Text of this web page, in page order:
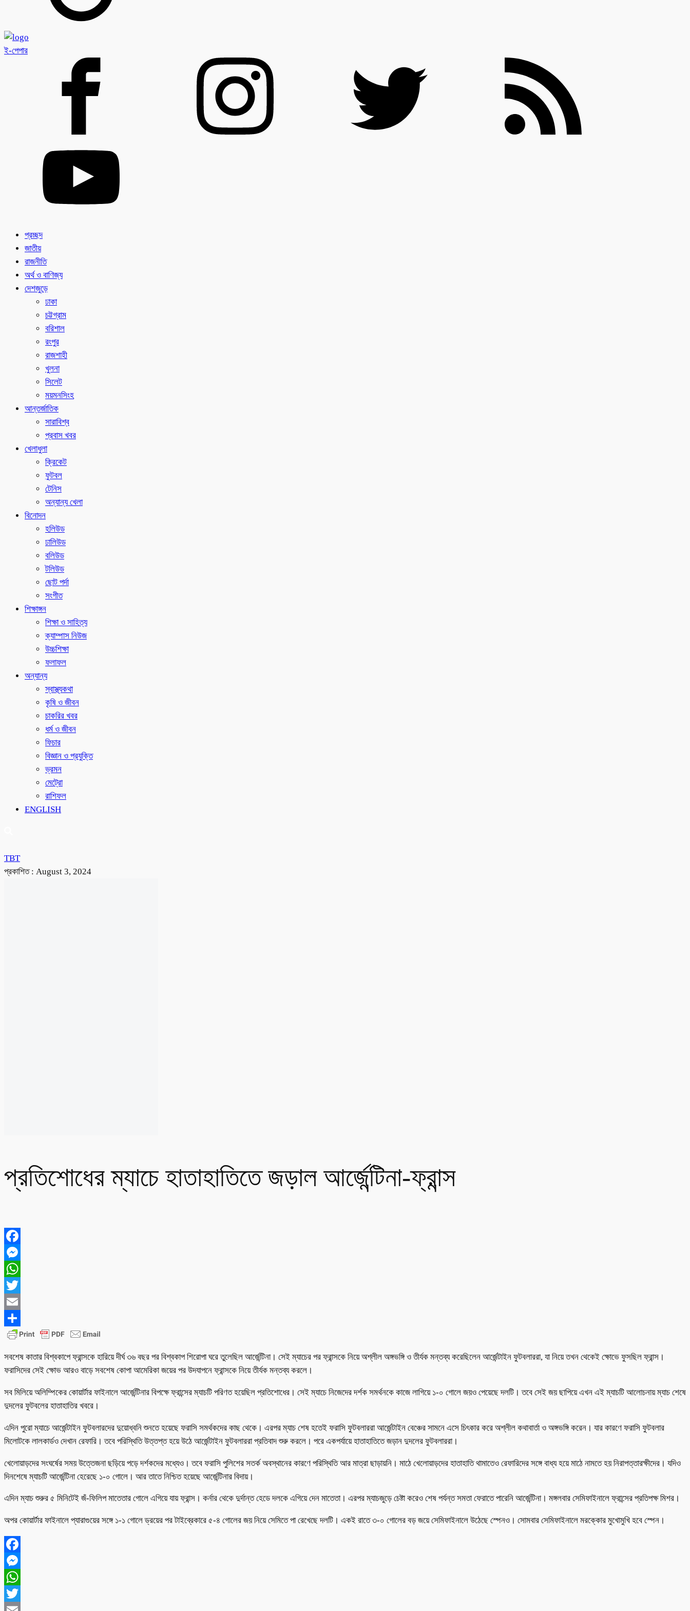
ই-পেপার
প্রচ্ছদ
জাতীয়
রাজনীতি
অর্থ ও বাণিজ্য
দেশজুড়ে
ঢাকা
চট্টগ্রাম
বরিশাল
রংপুর
রাজশাহী
খুলনা
সিলেট
ময়মনসিংহ
আন্তর্জাতিক
সারাবিশ্ব
প্রবাস খবর
খেলাধুলা
ক্রিকেট
ফুটবল
টেনিস
অন্যান্য খেলা
বিনোদন
হলিউড
ঢালিউড
বলিউড
টলিউড
ছোট পর্দা
সংগীত
শিক্ষাঙ্গন
শিক্ষা ও সাহিত্য
ক্যাম্পাস নিউজ
উচ্চশিক্ষা
ফলাফল
অন্যান্য
স্বাস্থ্যকথা
কৃষি ও জীবন
চাকরির খবর
ধর্ম ও জীবন
ফিচার
বিজ্ঞান ও প্রযুক্তি
ভ্রমন
মেট্রো
রাশিফল
ENGLISH
TBT
প্রকাশিত : August 3, 2024
প্রতিশোধের ম্যাচে হাতাহাতিতে জড়াল আর্জেন্টিনা-ফ্রান্স
Facebook
Messenger
WhatsApp
Twitter
Email
Share
সবশেষ কাতার বিশ্বকাপে ফ্রান্সকে হারিয়ে দীর্ঘ ৩৬ বছর পর বিশ্বকাপ শিরোপা ঘরে তুলেছিল আর্জেন্টিনা। সেই ম্যাচের পর ফ্রান্সকে নিয়ে অশ্লীল অঙ্গভঙ্গি ও তীর্যক মন্তব্য করেছিলেন আর্জেন্টাইন ফুটবলাররা, যা নিয়ে তখন থেকেই ক্ষোভে ফুসছিল ফ্রান্স।
ফরাসিদের সেই ক্ষোভ আরও বাড়ে সবশেষ কোপা আমেরিকা জয়ের পর উদযাপনে ফ্রান্সকে নিয়ে তীর্যক মন্তব্য করলে।
সব মিলিয়ে অলিম্পিকের কোয়ার্টার ফাইনালে আর্জেন্টিনার বিপক্ষে ফ্রান্সের ম্যাচটি পরিণত হয়েছিল প্রতিশোধের। সেই ম্যাচে নিজেদের দর্শক সমর্থনকে কাজে লাগিয়ে ১-০ গোলে জয়ও পেয়েছে দলটি। তবে সেই জয় ছাপিয়ে এখন এই ম্যাচটি আলোচনায় ম্যাচ শেষে
দুদলের ফুটবলের হাতাহাতির খবরে।
এদিন পুরো ম্যাচে আর্জেন্টাইন ফুটবলারদের দুয়োধ্বনি শুনতে হয়েছে ফরাসি সমর্থকদের কাছ থেকে। এরপর ম্যাচ শেষ হতেই ফরাসি ফুটবলাররা আর্জেন্টাইন বেঞ্চের সামনে এসে চিৎকার করে অশ্লীল কথাবার্তা ও অঙ্গভঙ্গি করেন। যার কারণে ফরাসি ফুটবলার
মিলোটকে লালকার্ডও দেখান রেফারি। তবে পরিস্থিতি উত্তপ্ত হয়ে উঠে আর্জেন্টাইন ফুটবলাররা প্রতিবাদ শুরু করলে। পরে একপর্যায়ে হাতাহাতিতে জড়ান দুদলের ফুটবলাররা।
খেলোয়াড়দের সংঘর্ষের সময় উত্তেজনা ছড়িয়ে পড়ে দর্শকদের মধ্যেও। তবে ফরাসি পুলিশের সতর্ক অবস্থানের কারণে পরিস্থিতি আর মাত্রা ছাড়ায়নি। মাঠে খেলোয়াড়দের হাতাহাতি থামাতেও রেফারিদের সঙ্গে বাধ্য হয়ে মাঠে নামতে হয় নিরাপত্তারক্ষীদের। যদিও
দিনশেষে ম্যাচটি আর্জেন্টিনা হেরেছে ১-০ গোলে। আর তাতে নিশ্চিত হয়েছে আর্জেন্টিনার বিদায়।
এদিন ম্যাচ শুরুর ৫ মিনিটেই জঁ-ফিলিপ মাতেতার গোলে এগিয়ে যায় ফ্রান্স। কর্নার থেকে দুর্দান্ত হেডে দলকে এগিয়ে দেন মাতেতা। এরপর ম্যাচজুড়ে চেষ্টা করেও শেষ পর্যন্ত সমতা ফেরাতে পারেনি আর্জেন্টিনা। মঙ্গলবার সেমিফাইনালে ফ্রান্সের প্রতিপক্ষ মিশর।
অপর কোয়ার্টার ফাইনালে প্যারাগুয়ের সঙ্গে ১-১ গোলে ড্রয়ের পর টাইব্রেকারে ৫-৪ গোলের জয় নিয়ে সেমিতে পা রেখেছে দলটি। একই রাতে ৩-০ গোলের বড় জয়ে সেমিফাইনালে উঠেছে স্পেনও। সোমবার সেমিফাইনালে মরক্কোর মুখোমুখি হবে স্পেন।
Facebook
Messenger
WhatsApp